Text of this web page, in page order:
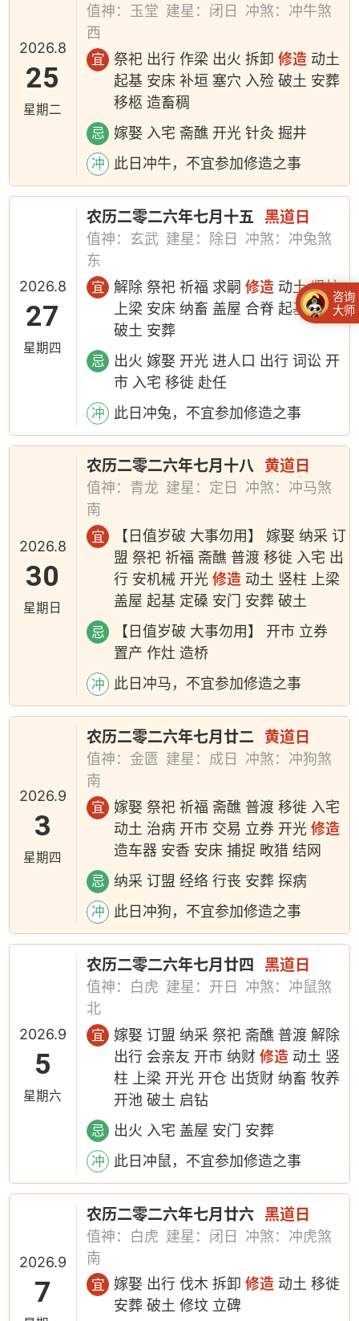
2026.8
25
星期二
值神：玉堂 建星：闭日
冲煞：冲牛煞
西
宜 祭祀 出行 作梁 出火 拆卸修造 动土
起基 安床 补垣 塞穴 入殓 破土 安葬
移柩 造畜稠
忌 嫁娶 入宅 斋醮 开光 针灸 掘井
冲 此日冲牛，不宜参加修造之事
2026.8
27
星期四
农历二零二六年七月十五 黑道日
值神：玄武 建星：除日
冲煞：冲兔煞
东
宜 解除 祭祀 祈福 求嗣修造 动土 竖柱
上梁 安床 纳畜 盖屋 合脊 起基 入殓
破土 安葬
忌
出火 嫁娶 开光 进人口 出行 词讼 开
市 入宅 移徙 赴任
冲 此日冲兔，不宜参加修造之事
2026.8
30
星期日
农历二零二六年七月十八 黄道日
值神：青龙 建星：定日
冲煞：冲马煞
南
宜
【日值岁破 大事勿用】 嫁娶 纳采 订
盟 祭祀 祈福 斋醮 普渡 移徙 入宅 出
行 安机械 开光修造 动土 竖柱 上梁
盖屋 起基 定磉 安门 安葬 破土
忌
【日值岁破 大事勿用】 开市 立券
置产 作灶 造桥
冲 此日冲马，不宜参加修造之事
2026.9
3
星期四
农历二零二六年七月廿二 黄道日
值神：金匮 建星：成日
冲煞：冲狗煞
南
宜
嫁娶 祭祀 祈福 斋醮 普渡 移徙 入宅
动土 治病 开市 交易 立券 开光修造
造车器 安香 安床 捕捉 畋猎 结网
忌 纳采 订盟 经络 行丧 安葬 探病
冲 此日冲狗，不宜参加修造之事
2026.9
5
星期六
农历二零二六年七月廿四 黑道日
值神：白虎 建星：开日
冲煞：冲鼠煞
北
宜
嫁娶 订盟 纳采 祭祀 斋醮 普渡 解除
出行 会亲友 开市 纳财修造 动土 竖
柱 上梁 开光 开仓 出货财 纳畜 牧养
开池 破土 启钻
忌 出火 入宅 盖屋 安门 安葬
冲 此日冲鼠，不宜参加修造之事
2026.9
7
农历二零二六年七月廿六 黑道日
值神：白虎 建星：闭日
冲煞：冲虎煞
南
宜 嫁娶 出行 伐木 拆卸修造 动土 移徙
安葬 破土 修坟 立碑
咨询
大师